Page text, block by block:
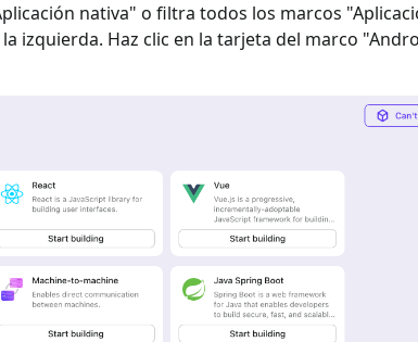
nativa" o filtra todos los marcos "
izquierda. Haz clic en la tarjeta del marco "